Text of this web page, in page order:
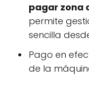
pagar zona
permite
sencilla
Pago en
de la